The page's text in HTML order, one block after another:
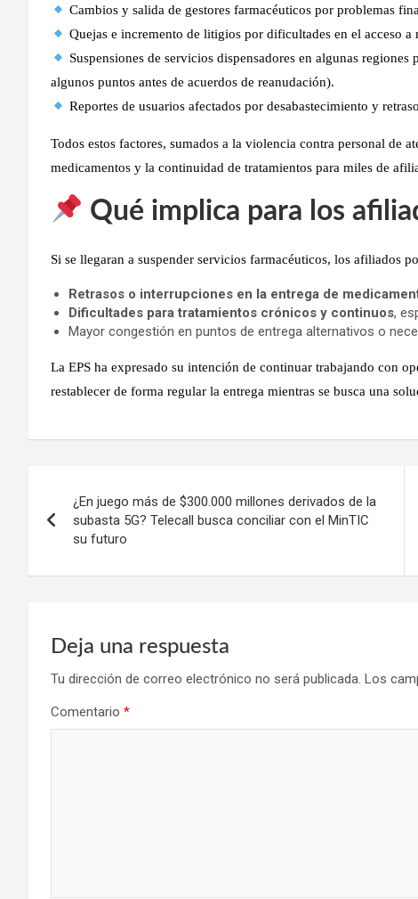
Cambios y salida de gestores farmacéuticos por problemas
Quejas e incremento de litigios por dificultades en el acceso a
Suspensiones de servicios dispensadores en algunas
algunos puntos antes de acuerdos de reanudación).
Reportes de usuarios afectados por desabastecimiento y
Todos estos factores, sumados a la violencia contra personal de
medicamentos y la continuidad de tratamientos para miles de
Qué implica para los
Si se llegaran a suspender servicios farmacéuticos, los afiliados
Retrasos o interrupciones en la entrega de
Dificultades para tratamientos crónicos y continuos,
Mayor congestión en puntos de entrega alternativos o
La EPS ha expresado su intención de continuar trabajando con
restablecer de forma regular la entrega mientras se busca una
de
¿En juego más de $300.000 millones derivados de la
subasta 5G? Telecall busca conciliar con el MinTIC
su futuro
Deja una respuesta
Tu dirección de correo electrónico no será publicada. Los
Comentario *